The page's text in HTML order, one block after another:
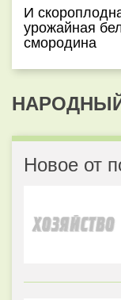
И
урожайная
смородина
Новое от